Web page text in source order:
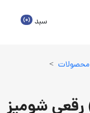
سبد (0)
محصولات >
شومیز